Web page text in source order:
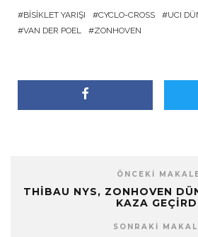
BISIKLET YARIŞI CYCLO-CROSS
UCI
VAN DER POEL
ZONHOVEN
ÖNCEKI
THIBAU NYS, ZONHOVEN
KAZA
SONRAKI